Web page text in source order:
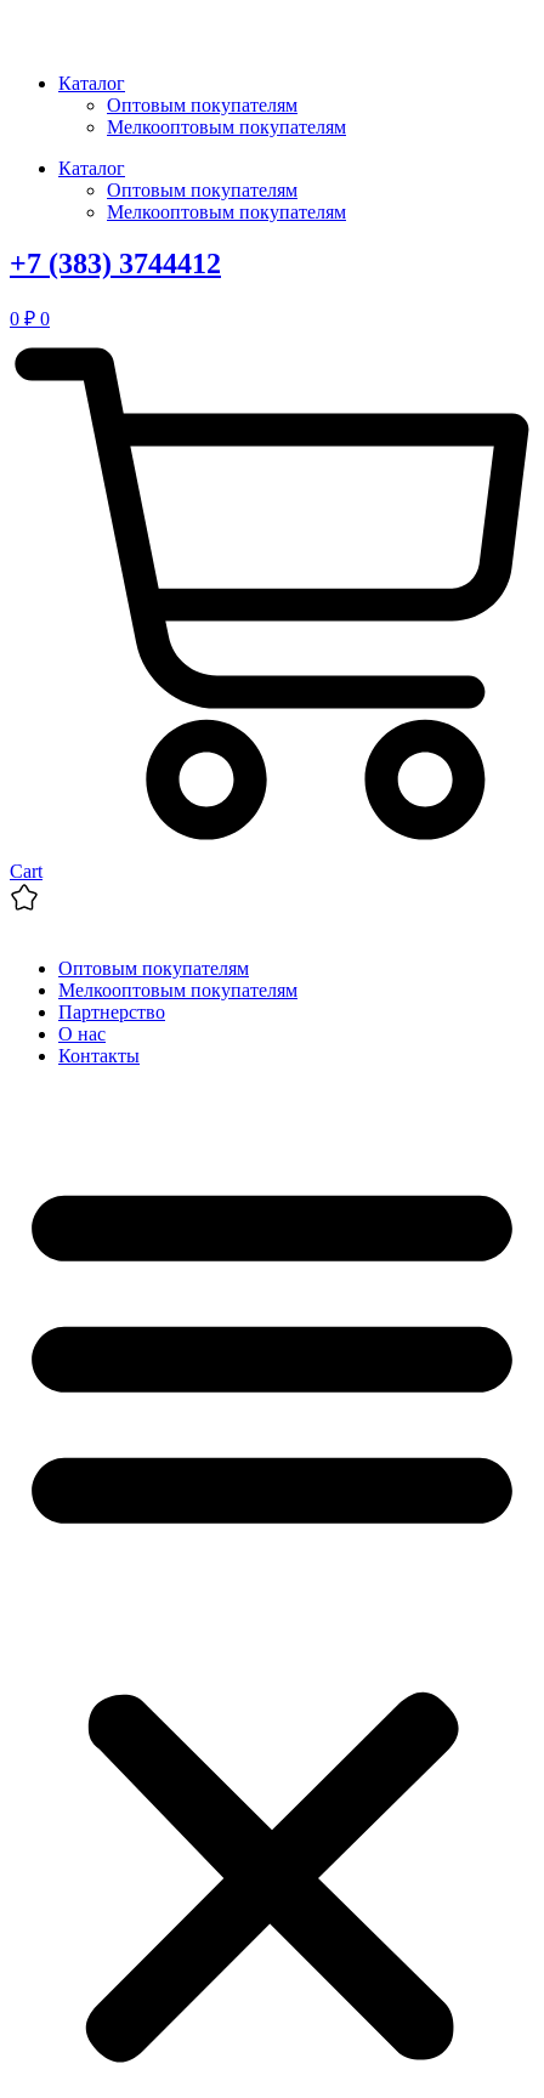
Каталог
Оптовым покупателям
Мелкооптовым покупателям
Каталог
Оптовым покупателям
Мелкооптовым покупателям
+7 (383) 3744412
0 ₽ 0
Cart
Оптовым покупателям
Мелкооптовым покупателям
Партнерство
О нас
Контакты